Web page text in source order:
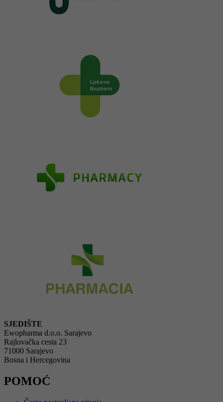
SJEDIŠTE
Ewopharma d.o.o. Sarajevo
Rajlovačka cesta 23
71000 Sarajevo
Bosna i Hercegovina
POMOĆ